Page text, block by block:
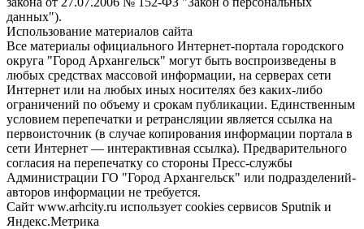
данных").
Использование материалов сайта
Все материалы официального Интернет-портала городского
округа "Город Архангельск" могут быть воспроизведены в
любых средствах массовой информации, на серверах сети
Интернет или на любых иных носителях без каких-либо
ограничений по объему и срокам публикации. Единственным
условием перепечатки и ретрансляции является ссылка на
первоисточник (в случае копирования информации портала в
сети Интернет — интерактивная ссылка). Предварительного
согласия на перепечатку со стороны Пресс-службы
Администрации ГО "Город Архангельск" или подразделений-
авторов информации не требуется.
Сайт www.arhcity.ru использует cookies сервисов Sputnik и
Яндекс.Метрика